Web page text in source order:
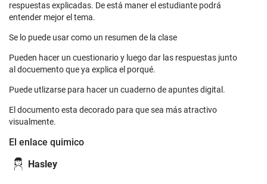
respuestas explicadas. De está maner el estudiante podrá
entender mejor el tema.
Se lo puede usar como un resumen de la clase
Pueden hacer un cuestionario y luego dar las respuestas junto
al docuemento que ya explica el porqué.
Puede utlizarse para hacer un cuaderno de apuntes digital.
El documento esta decorado para que sea más atractivo
visualmente.
El enlace quimico
Hasley